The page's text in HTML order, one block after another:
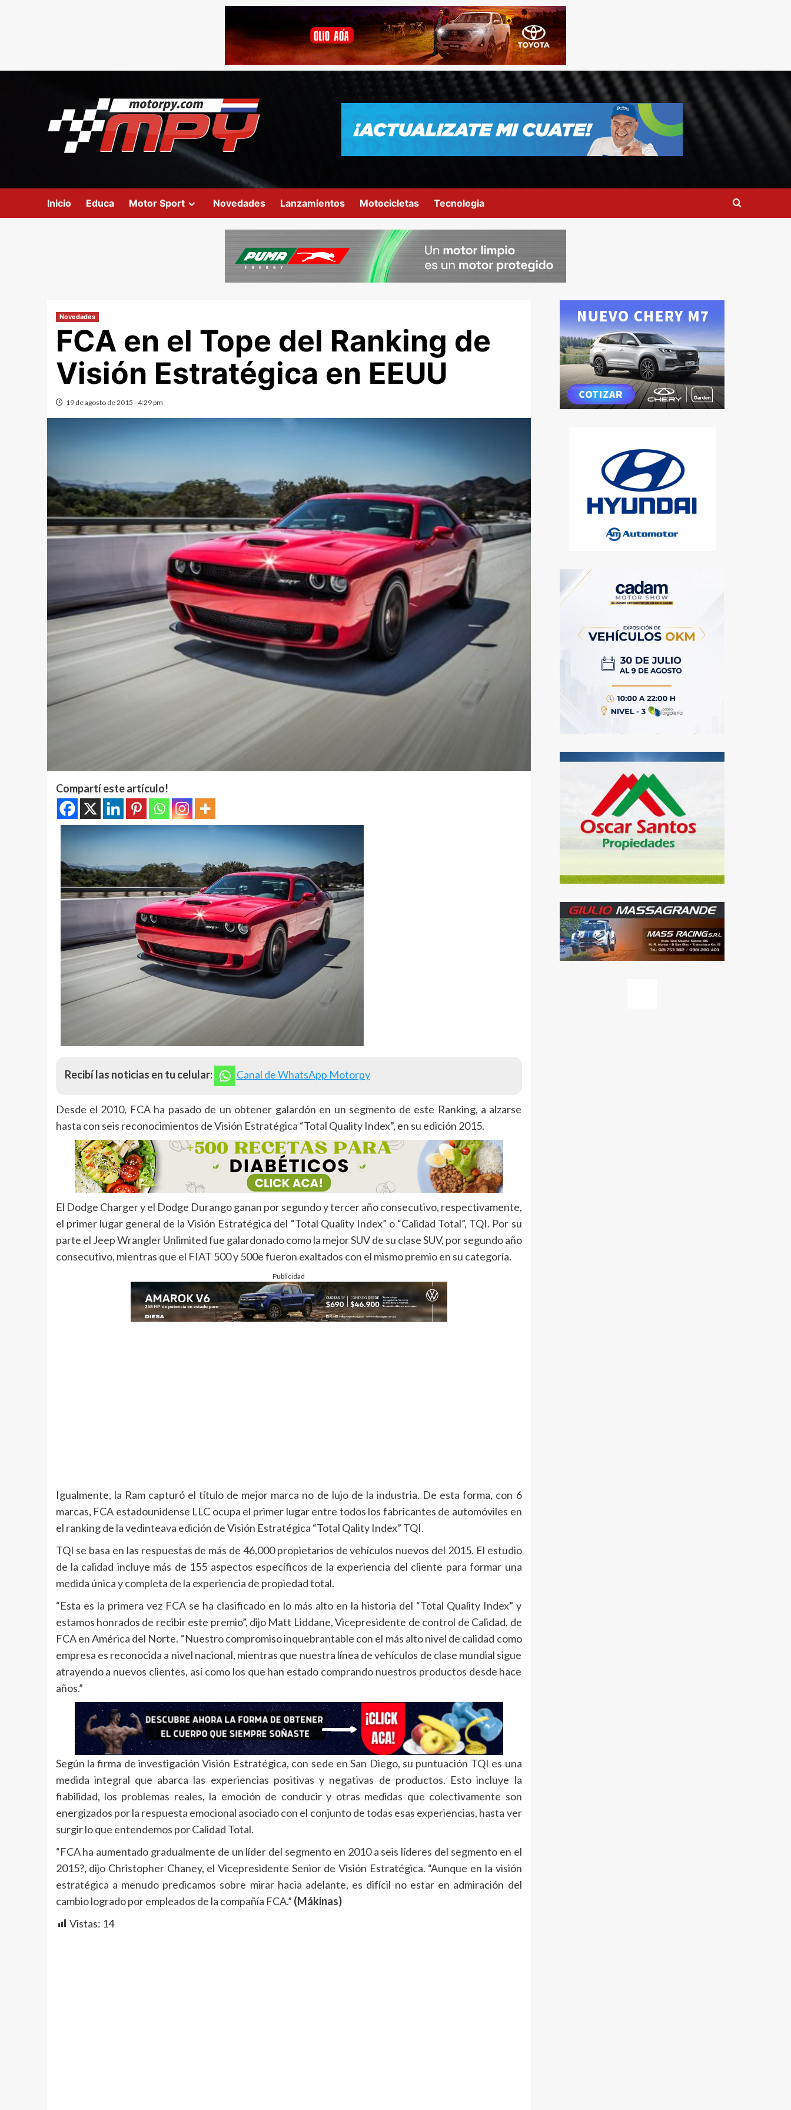
Inicio Educa Motor Sport Novedades Lanzamientos Motocicletas Tecnologia
Novedades
FCA en el Tope del Ranking de
Visión Estratégica en EEUU
19 de agosto de 2015 - 4:29 pm
Compartí este artículo!
Recibí las noticias en tu celular: Canal de WhatsApp Motorpy
Desde el 2010, FCA ha pasado de un obtener galardón en un segmento de este Ranking, a alzarse
hasta con seis reconocimientos de Visión Estratégica “Total Quality Index”, en su edición 2015.
El Dodge Charger y el Dodge Durango ganan por segundo y tercer año consecutivo, respectivamente,
el primer lugar general de la Visión Estratégica del “Total Quality Index” o “Calidad Total”, TQI. Por su
parte el Jeep Wrangler Unlimited fue galardonado como la mejor SUV de su clase SUV, por segundo año
consecutivo, mientras que el FIAT 500 y 500e fueron exaltados con el mismo premio en su categoría.
Publicidad
Igualmente, la Ram capturó el título de mejor marca no de lujo de la industria. De esta forma, con 6
marcas, FCA estadounidense LLC ocupa el primer lugar entre todos los fabricantes de automóviles en
el ranking de la vedinteava edición de Visión Estratégica “Total Qality Index” TQI.
TQI se basa en las respuestas de más de 46,000 propietarios de vehículos nuevos del 2015. El estudio
de la calidad incluye más de 155 aspectos específicos de la experiencia del cliente para formar una
medida única y completa de la experiencia de propiedad total.
“Esta es la primera vez FCA se ha clasificado en lo más alto en la historia del “Total Quality Index” y
estamos honrados de recibir este premio”, dijo Matt Liddane, Vicepresidente de control de Calidad, de
FCA en América del Norte. “Nuestro compromiso inquebrantable con el más alto nivel de calidad como
empresa es reconocida a nivel nacional, mientras que nuestra línea de vehículos de clase mundial sigue
atrayendo a nuevos clientes, así como los que han estado comprando nuestros productos desde hace
años.”
Según la firma de investigación Visión Estratégica, con sede en San Diego, su puntuación TQI es una
medida integral que abarca las experiencias positivas y negativas de productos. Esto incluye la
fiabilidad, los problemas reales, la emoción de conducir y otras medidas que colectivamente son
energizados por la respuesta emocional asociado con el conjunto de todas esas experiencias, hasta ver
surgir lo que entendemos por Calidad Total.
“FCA ha aumentado gradualmente de un líder del segmento en 2010 a seis líderes del segmento en el
2015?, dijo Christopher Chaney, el Vicepresidente Senior de Visión Estratégica. “Aunque en la visión
estratégica a menudo predicamos sobre mirar hacia adelante, es difícil no estar en admiración del
cambio logrado por empleados de la compañía FCA.” (Mákinas)
Vistas: 14